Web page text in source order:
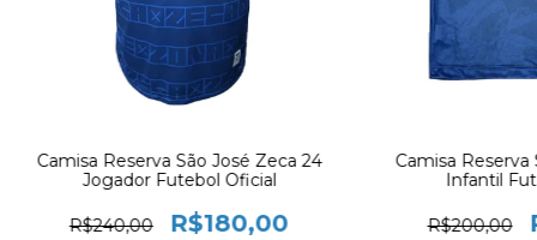
Camisa Reserva São José Zeca 24
Jogador Futebol Oficial
R$240,00 R$180,00
Camisa Reserva
Infantil
R$200,00